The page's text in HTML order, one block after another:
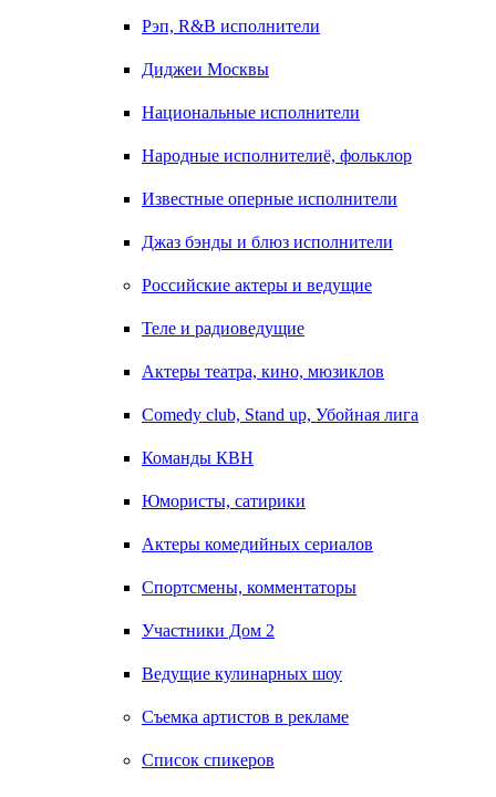
Рэп, R&B исполнители
Диджеи Москвы
Национальные исполнители
Народные исполнителиё, фольклор
Известные оперные исполнители
Джаз бэнды и блюз исполнители
Российские актеры и ведущие
Теле и радиоведущие
Актеры театра, кино, мюзиклов
Comedy club, Stand up, Убойная лига
Команды КВН
Юмористы, сатирики
Актеры комедийных сериалов
Спортсмены, комментаторы
Участники Дом 2
Ведущие кулинарных шоу
Съемка артистов в рекламе
Список спикеров